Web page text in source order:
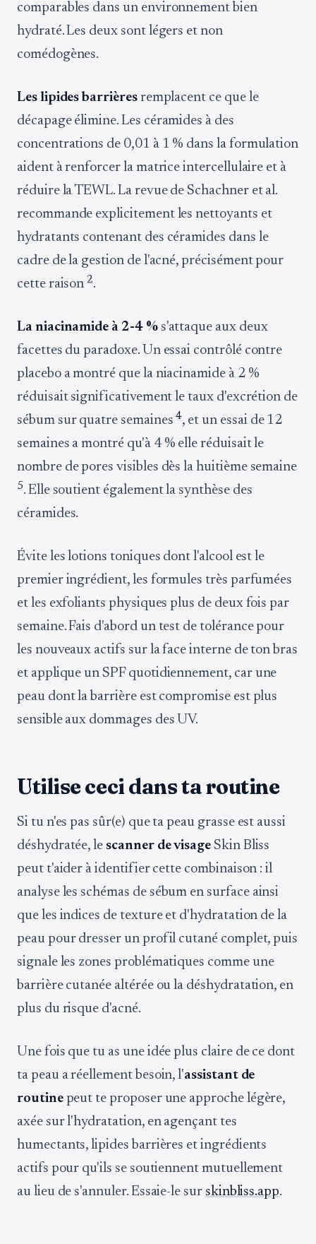
comparables dans un environnement bien
hydraté. Les deux sont légers et non
comédogènes.
Les lipides barrièresremplacent ce que le
décapage élimine. Les céramides à des
concentrations de 0,01 à 1 % dans la formulation
aident à renforcer la matrice intercellulaire et à
réduire la TEWL. La revue de Schachner et al.
recommande explicitement les nettoyants et
hydratants contenant des céramides dans le
cadre de la gestion de l'acné, précisément pour
cette raison2.
La niacinamide à 2-4 %s'attaque aux deux
facettes du paradoxe. Un essai contrôlé contre
placebo a montré que la niacinamide à 2 %
réduisait significativement le taux d'excrétion de
sébum sur quatre semaines4, et un essai de 12
semaines a montré qu'à 4 % elle réduisait le
nombre de pores visibles dès la huitième semaine
5. Elle soutient également la synthèse des
céramides.
Évite les lotions toniques dont l'alcool est le
premier ingrédient, les formules très parfumées
et les exfoliants physiques plus de deux fois par
semaine. Fais d'abord un test de tolérance pour
les nouveaux actifs sur la face interne de ton bras
et applique un SPF quotidiennement, car une
peau dont la barrière est compromise est plus
sensible aux dommages des UV.
Utilise ceci dans ta routine
Si tu n'es pas sûr(e) que ta peau grasse est aussi
déshydratée, le scanner de visage Skin Bliss
peut t'aider à identifier cette combinaison : il
analyse les schémas de sébum en surface ainsi
que les indices de texture et d'hydratation de la
peau pour dresser un profil cutané complet, puis
signale les zones problématiques comme une
barrière cutanée altérée ou la déshydratation, en
plus du risque d'acné.
Une fois que tu as une idée plus claire de ce dont
ta peau a réellement besoin, l'assistant de
routinepeut te proposer une approche légère,
axée sur l'hydratation, en agençant tes
humectants, lipides barrières et ingrédients
actifs pour qu'ils se soutiennent mutuellement
au lieu de s'annuler. Essaie-le sur skinbliss.app.